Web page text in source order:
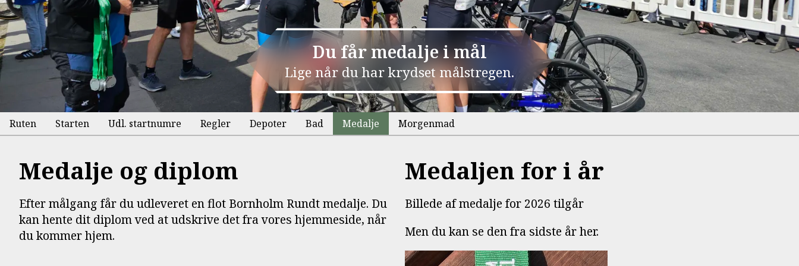
Du får medalje i mål
Lige når du har krydset målstregen.
Ruten Starten Udl. startnumre Regler Depoter Bad Medalje Morgenmad
Medalje og diplom
Efter målgang får du udleveret en flot Bornholm Rundt medalje. Du
kan hente dit diplom ved at udskrive det fra vores hjemmeside, når
du kommer hjem.
Medaljen for i år
Billede af medalje for 2026 tilgår
Men du kan se den fra sidste år her.